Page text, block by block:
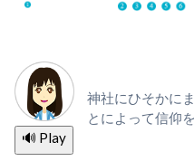
🔊 Play
神社にひそかに
とによって信仰